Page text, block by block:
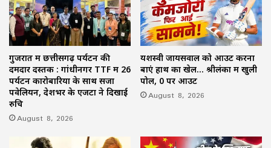
गुजरात में छत्तीसगढ़ पर्यटन की
दमदार दस्तक : गांधीनगर TTF में 26
पर्यटन कारोबारियों के साथ सजा
पवेलियन, देशभर के एजेंटों ने दिखाई
रुचि
August 8, 2026
यशस्वी जायसवाल को आउट करना
बाएं हाथ का खेल… श्रीलंका में खुली
पोल, 0 पर आउट
August 8, 2026